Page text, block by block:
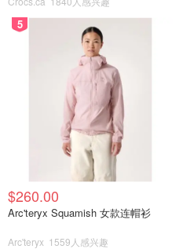
5
$260.00
Arc'teryx Squamish 女款连帽衫
Arc'teryx 1559人感兴趣